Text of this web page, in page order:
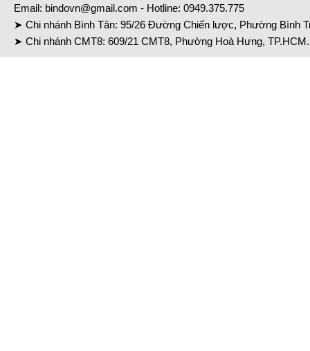
Email: bindovn@gmail.com - Hotline: 0949.375.775
➤ Chi nhánh Bình Tân: 95/26 Đường Chiến lược, Phường Bình
➤ Chi nhánh CMT8: 609/21 CMT8, Phường Hoà Hưng,